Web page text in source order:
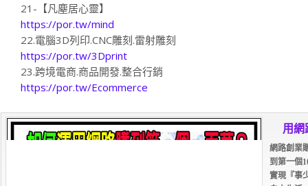
21-【凡塵居心靈】
https://por.tw/mind
22.電腦3D列印.CNC雕刻.雷射雕刻
https://por.tw/3Dprint
23.跨境電商.商品開發.整合行銷
https://por.tw/Ecommerce